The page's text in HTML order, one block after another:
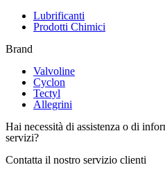
Lubrificanti
Prodotti Chimici
Brand
Valvoline
Cyclon
Tectyl
Allegrini
Hai necessità di assistenza o di
servizi?
Contatta il nostro servizio clienti